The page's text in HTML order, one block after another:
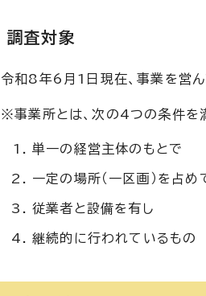
調査対象
令和8年6月1日現在、事業を営ん
※事業所とは、次の4つの条件を
単一の経営主体のもとで
一定の場所（一区画）を占め
従業者と設備を有し
継続的に行われているもの